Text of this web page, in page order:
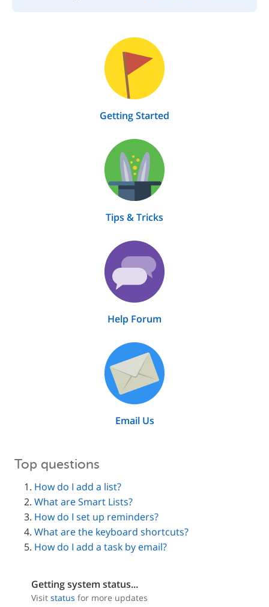
Getting Started
Tips & Tricks
Help Forum
Email Us
Top questions
How do I add a list?
What are Smart Lists?
How do I set up reminders?
What are the keyboard shortcuts?
How do I add a task by email?
Getting system status...
Visit status for more updates